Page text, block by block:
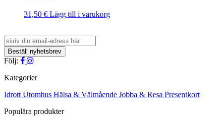
31,50 € Lägg till i varukorg
Följ:
Kategorier
Idrott Utomhus Hälsa & Välmående Jobba & Resa Presentkort
Populära produkter